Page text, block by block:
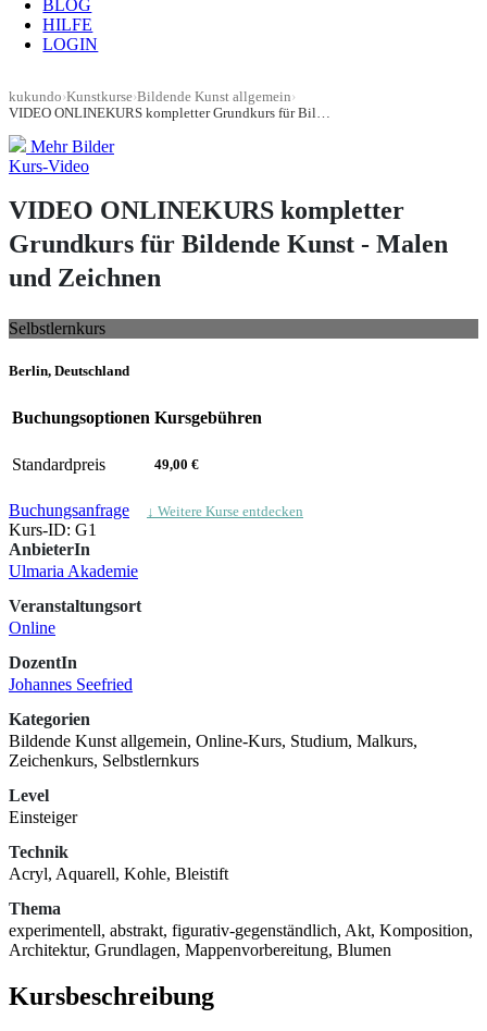
BLOG
HILFE
LOGIN
kukundo›Kunstkurse›Bildende Kunst allgemein›
VIDEO ONLINEKURS kompletter Grundkurs für Bildende Kunst - Malen und Zeichnen
Mehr Bilder
Kurs-Video
VIDEO ONLINEKURS kompletter
Grundkurs für Bildende Kunst - Malen
und Zeichnen
Selbstlernkurs
Berlin, Deutschland
Buchungsoptionen Kursgebühren
Standardpreis 49,00 €
Buchungsanfrage ↓ Weitere Kurse entdecken
Kurs-ID: G1
AnbieterIn
Ulmaria Akademie
Veranstaltungsort
Online
DozentIn
Johannes Seefried
Kategorien
Bildende Kunst allgemein, Online-Kurs, Studium, Malkurs,
Zeichenkurs, Selbstlernkurs
Level
Einsteiger
Technik
Acryl, Aquarell, Kohle, Bleistift
Thema
experimentell, abstrakt, figurativ-gegenständlich, Akt, Komposition,
Architektur, Grundlagen, Mappenvorbereitung, Blumen
Kursbeschreibung